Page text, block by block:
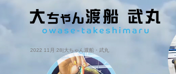
2022 11月 28|大ちゃん渡船・武丸